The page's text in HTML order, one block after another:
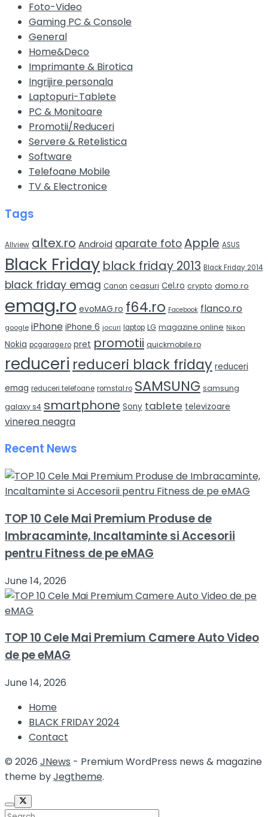
Foto-Video
Gaming PC & Console
General
Home&Deco
Imprimante & Birotica
Ingrijire personala
Laptopuri-Tablete
PC & Monitoare
Promotii/Reduceri
Servere & Retelistica
Software
Telefoane Mobile
TV & Electronice
Tags
Allview altex.ro Android aparate fotoApple ASUS
Black Friday black friday 2013 Black Friday 2014
black friday emag Canon ceasuri Cel.ro crypto domo.ro
emag.ro evoMAG.ro f64.ro Facebook flanco.ro
google iPhone iPhone 6 jocuri laptop LG magazine online Nikon
Nokia pcgarage.ro pret promotii quickmobile.ro
reduceri reduceri black friday reduceri
emag reduceri telefoane romstal.ro SAMSUNG samsung
galaxy s4 smartphone Sony tablete televizoare
vinerea neagra
Recent News
TOP 10 Cele Mai Premium Produse de
Imbracaminte, Incaltaminte si Accesorii
pentru Fitness de pe eMAG
June 14, 2026
TOP 10 Cele Mai Premium Camere Auto Video
de pe eMAG
June 14, 2026
Home
BLACK FRIDAY 2024
Contact
© 2026 JNews - Premium WordPress news & magazine
theme byJegtheme.